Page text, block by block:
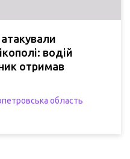
атакували
водій
отримав
область